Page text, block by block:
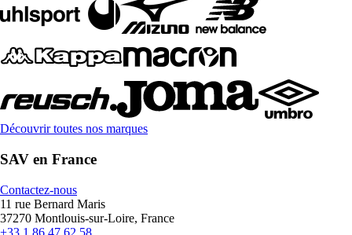
Découvrir toutes nos marques
SAV en France
Contactez-nous
11 rue Bernard Maris
37270 Montlouis-sur-Loire, France
+33 1 86 47 62 58